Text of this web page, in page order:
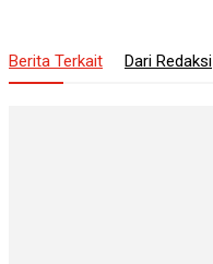
Berita Terkait Dari Redaksi